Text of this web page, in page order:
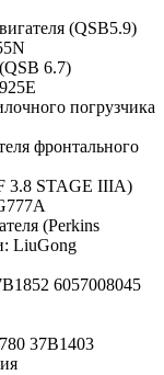
(QSB5.9)
6.7)
погрузчика
фронтального
3.8 STAGE IIIA)
(Perkins
LiuGong
6057008045
37B1403